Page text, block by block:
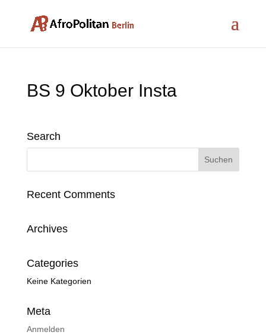
BS 9 Oktober Insta
Search
Recent Comments
Archives
Categories
Keine Kategorien
Meta
Anmelden